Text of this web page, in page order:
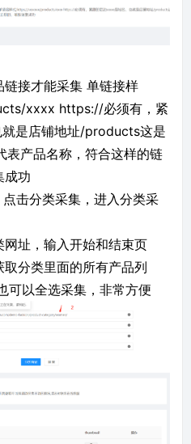
接才能采集 单链接样
xxxx https://必须有，紧
是店铺地址/products这是
产品名称，符合这样的链
成功
击分类采集，进入分类采
址，输入开始和结束页
分类里面的所有产品列
可以全选采集，非常方便